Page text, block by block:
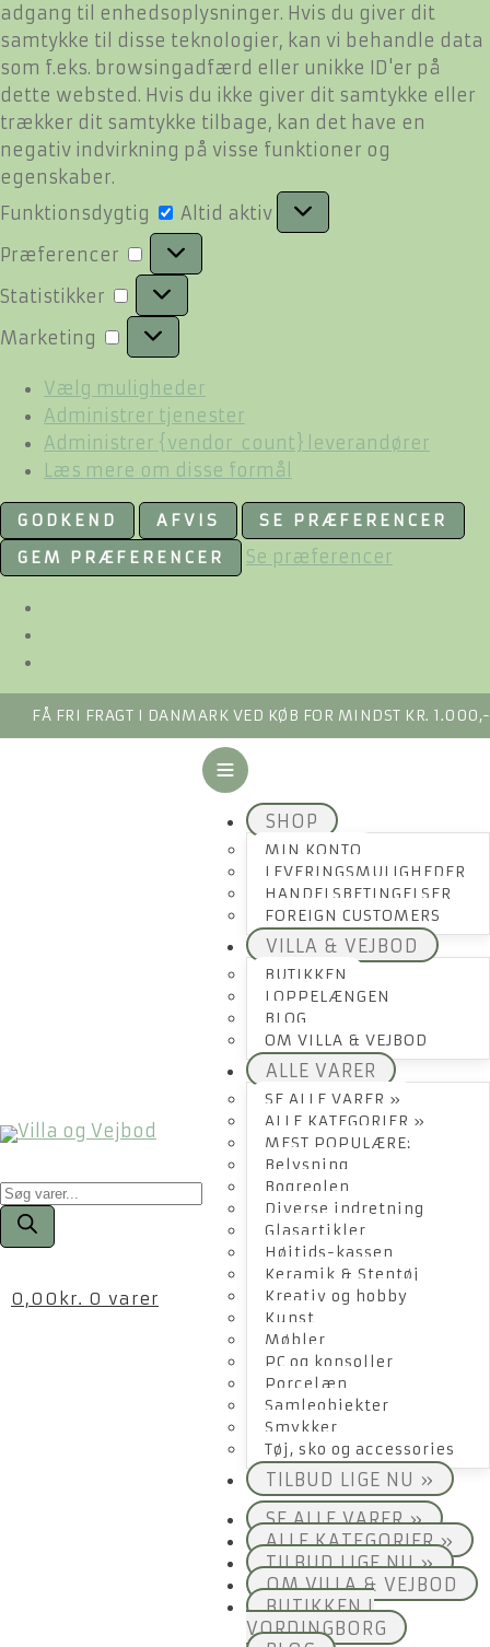
adgang til enhedsoplysninger. Hvis du giver dit
samtykke til disse teknologier, kan vi behandle data
som f.eks. browsingadfærd eller unikke ID'er på
dette websted. Hvis du ikke giver dit samtykke eller
trækker dit samtykke tilbage, kan det have en
negativ indvirkning på visse funktioner og
egenskaber.
Funktionsdygtig
Funktionsdygtig
Altid aktiv
Præferencer
Præferencer
Statistikker Statistikker
Marketing Marketing
Vælg muligheder
Administrer tjenester
Administrer {vendor_count} leverandører
Læs mere om disse formål
GODKEND AFVIS
SE PRÆFERENCER
GEM PRÆFERENCER
Se præferencer
FÅ FRI FRAGT I DANMARK VED KØB FOR MINDST KR. 1.000,-
Products
search
0,00 kr. 0 varer
SHOP
MIN KONTO
LEVERINGSMULIGHEDER
HANDELSBETINGELSER
FOREIGN CUSTOMERS
VILLA & VEJBOD
BUTIKKEN
LOPPELÆNGEN
BLOG
OM VILLA & VEJBOD
ALLE VARER
SE ALLE VARER »
ALLE KATEGORIER »
MEST POPULÆRE:
Belysning
Bogreolen
Diverse indretning
Glasartikler
Højtids-kassen
Keramik & Stentøj
Kreativ og hobby
Kunst
Møbler
PC og konsoller
Porcelæn
Samleobjekter
Smykker
Tøj, sko og accessories
TILBUD LIGE NU »
SE ALLE VARER »
ALLE KATEGORIER »
TILBUD LIGE NU »
OM VILLA & VEJBOD
BUTIKKEN I
VORDINGBORG